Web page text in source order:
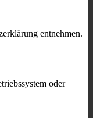
entnehmen.
oder